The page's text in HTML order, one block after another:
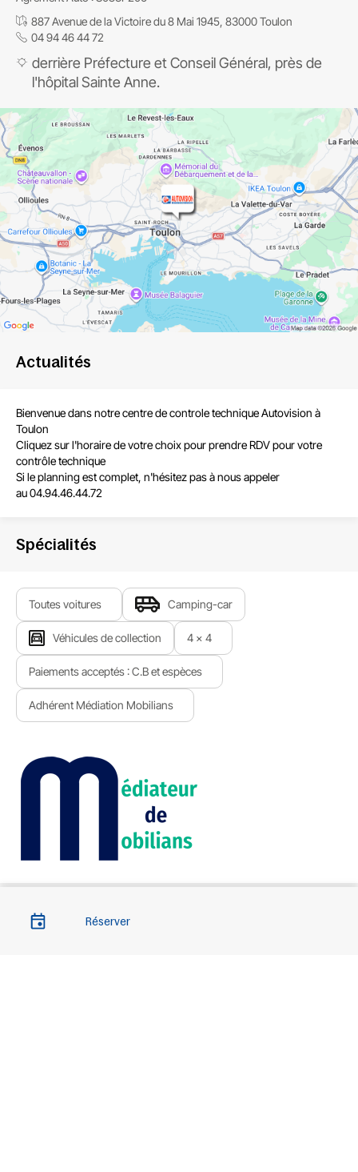
887 Avenue de la Victoire du 8 Mai 1945, 83000 Toulon
04 94 46 44 72
derrière Préfecture et Conseil Général, près de
l'hôpital Sainte Anne.
Actualités
Bienvenue dans notre centre decontrole technique Autovision à
Toulon
Cliquez sur l'horaire de votre choix pourprendre RDV pour votre
contrôle technique
Si le planning est complet, n'hésitez pas à nous appeler
au 04.94.46.44.72
Spécialités
Toutes voitures Camping-car
Véhicules de collection 4 x 4
Paiements acceptés : C.B et espèces
Adhérent Médiation Mobilians
Réserver